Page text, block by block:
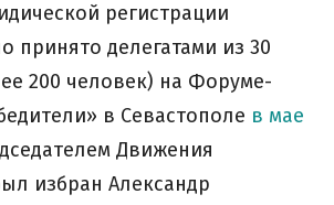
регистрации
принято делегатами из 30
200 человек) на Форуме-
в Севастополе в мае
Движения
избран Александр